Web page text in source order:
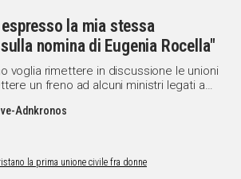
la mia stessa
nomina di Eugenia Rocella"
voglia rimettere in discussione le unioni
un freno ad alcuni ministri legati a
cattolici, di omofobi e di estremisti
Adnkronos